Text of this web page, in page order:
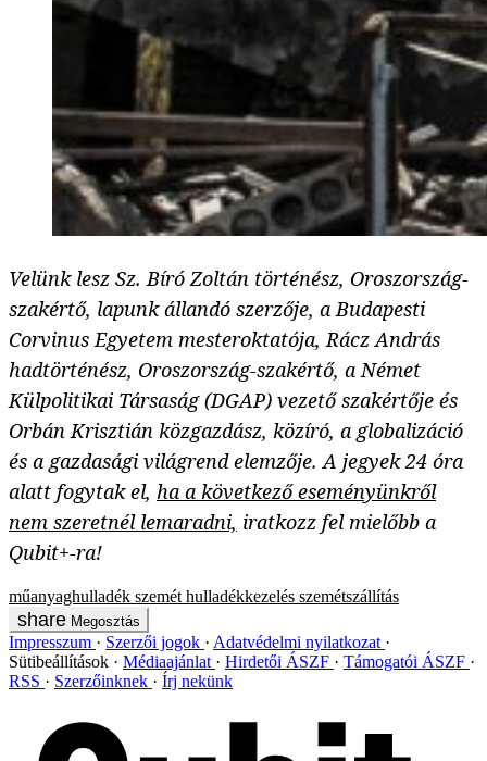
Velünk lesz Sz. Bíró Zoltán történész, Oroszország-
szakértő, lapunk állandó szerzője, a Budapesti
Corvinus Egyetem mesteroktatója, Rácz András
hadtörténész, Oroszország-szakértő, a Német
Külpolitikai Társaság (DGAP) vezető szakértője és
Orbán Krisztián közgazdász, közíró, a globalizáció
és a gazdasági világrend elemzője. A jegyek 24 óra
alatt fogytak el, ha a következő eseményünkről
nem szeretnél lemaradni, iratkozz fel mielőbb a
Qubit+-ra!
műanyaghulladék szemét hulladékkezelés szemétszállítás
Megosztás
Impresszum Szerzői jogok
Adatvédelmi nyilatkozat
Sütibeállítások
Médiaajánlat Hirdetői ÁSZF
Támogatói ÁSZF
RSS
Szerzőinknek Írj nekünk